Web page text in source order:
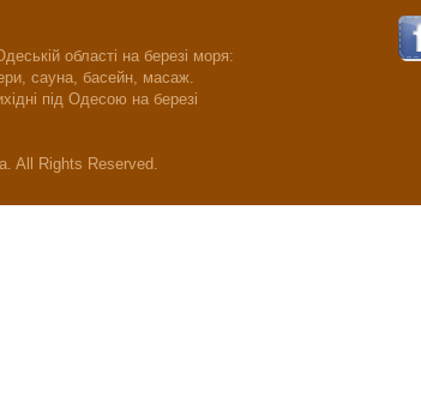
області на березі моря:
сауна, басейн, масаж.
під Одесою на березі
All Rights Reserved.